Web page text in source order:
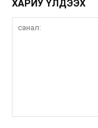
ХАРИУ ҮЛДЭЭХ